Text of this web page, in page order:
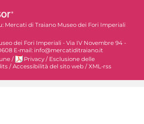
Mercati di Traiano Museo dei Fori Imperiali
dei Fori Imperiali - Via IV Novembre 94 -
E-mail: info@mercatiditraiano.it
/ Privacy / Esclusione delle
/ Accessibilità del sito web / XML-rss